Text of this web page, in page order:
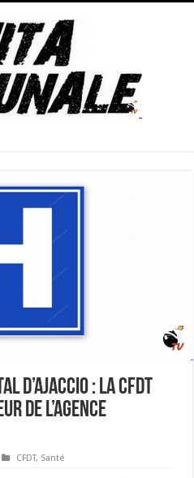
d’Ajaccio : la CFDT
de l’Agence
CFDT, Santé